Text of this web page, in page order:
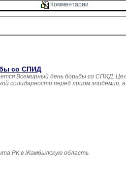
Комментарии
со СПИД
Всемирный день борьбы со СПИД.
солидарности перед лицом
РК в Жамбылскую область